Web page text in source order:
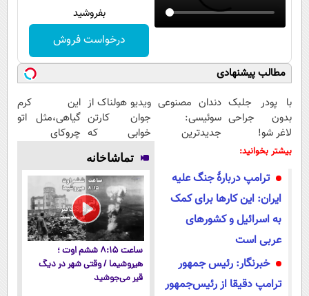
بین الملل
حیات وحش
بفروشید
درخواست فروش
مطالب پیشنهادی
با پودر جلبک
بدون جراحی
لاغر شو!
دندان مصنوعی
سوئیسی:
جدیدترین
پرداخت قسطی
ویدیو هولناک از
جوان کارتن
خوابی که
میلیاردر شد.
آموزش رایگان
این کرم
گیاهی،مثل اتو
چروکای
بیشتر بخوانید:
ترامپ دربارۀ جنگ علیه
ایران: این کار‌ها برای کمک
به اسرائیل و کشور‌های
عربی است
خبرنگار: رئیس جمهور
ترامپ دقیقا از رئیس‌جمهور
تماشاخانه
ساعت ۸:۱۵ ششم اوت ؛
هیروشیما / وقتی شهر در دیگ
قیر می‌جوشید